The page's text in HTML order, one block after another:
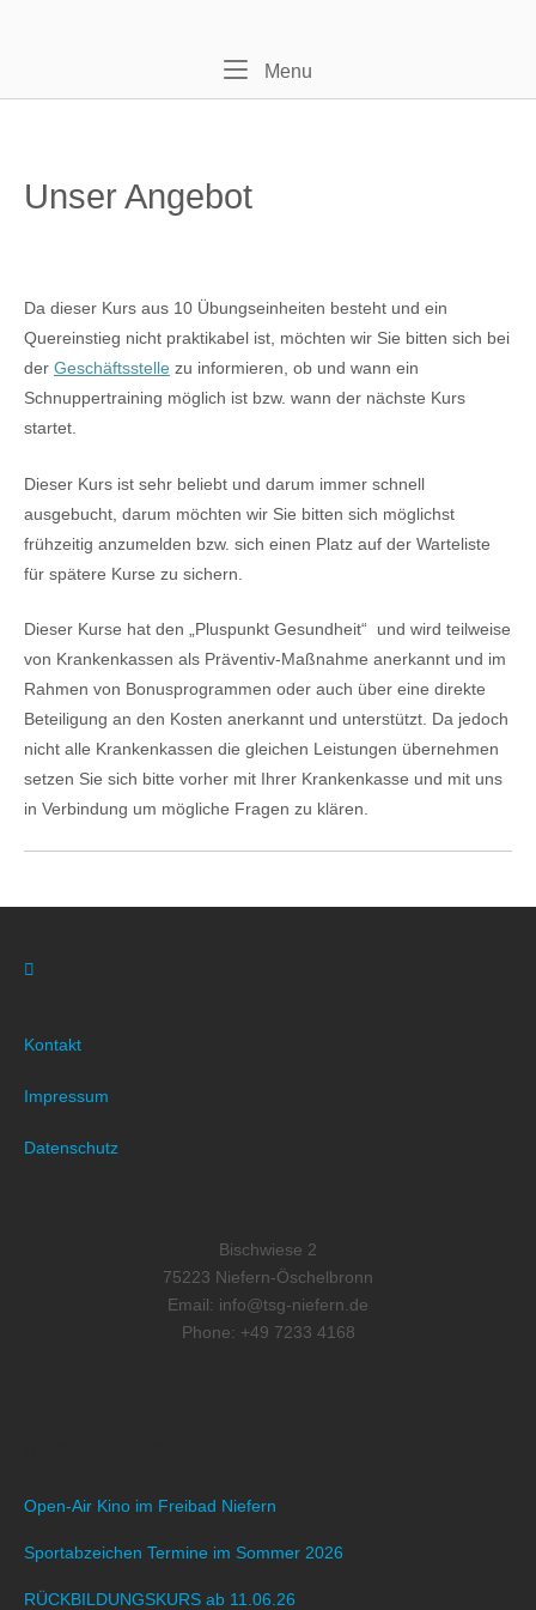
Menu
Unser Angebot
Da dieser Kurs aus 10 Übungseinheiten besteht und ein
Quereinstieg nicht praktikabel ist, möchten wir Sie bitten sich bei
der Geschäftsstelle zu informieren, ob und wann ein
Schnuppertraining möglich ist bzw. wann der nächste Kurs
startet.
Dieser Kurs ist sehr beliebt und darum immer schnell
ausgebucht, darum möchten wir Sie bitten sich möglichst
frühzeitig anzumelden bzw. sich einen Platz auf der Warteliste
für spätere Kurse zu sichern.
Dieser Kurse hat den „Pluspunkt Gesundheit“ und wird teilweise
von Krankenkassen als Präventiv-Maßnahme anerkannt und im
Rahmen von Bonusprogrammen oder auch über eine direkte
Beteiligung an den Kosten anerkannt und unterstützt. Da jedoch
nicht alle Krankenkassen die gleichen Leistungen übernehmen
setzen Sie sich bitte vorher mit Ihrer Krankenkasse und mit uns
in Verbindung um mögliche Fragen zu klären.
Kontakt
Impressum
Datenschutz
Bischwiese 2
75223 Niefern-Öschelbronn
Email: info@tsg-niefern.de
Phone: +49 7233 4168
Open-Air Kino im Freibad Niefern
Sportabzeichen Termine im Sommer 2026
RÜCKBILDUNGSKURS ab 11.06.26